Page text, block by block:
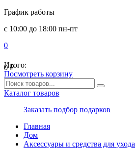
График работы
с 10:00 до 18:00 пн-пт
0
0₽
Итого:
Посмотреть корзину
Каталог товаров
Заказать подбор подарков
Главная
Дом
Аксессуары и средства для ухода